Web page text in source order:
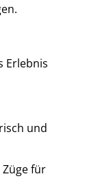
Erlebnis
und
für